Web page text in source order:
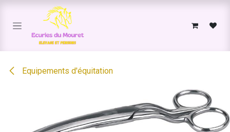
Se rendre au contenu
Equipements d'équitation